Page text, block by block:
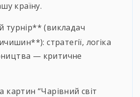
країну.
(викладач
стратегії, логіка
— критичне
картин “Чарівний світ